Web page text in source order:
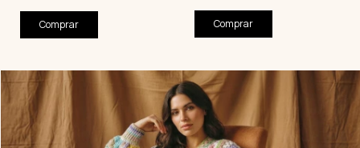
Comprar Comprar